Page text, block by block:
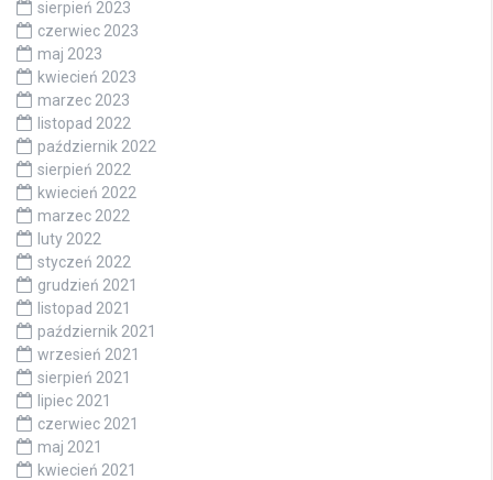
sierpień 2023
czerwiec 2023
maj 2023
kwiecień 2023
marzec 2023
listopad 2022
październik 2022
sierpień 2022
kwiecień 2022
marzec 2022
luty 2022
styczeń 2022
grudzień 2021
listopad 2021
październik 2021
wrzesień 2021
sierpień 2021
lipiec 2021
czerwiec 2021
maj 2021
kwiecień 2021